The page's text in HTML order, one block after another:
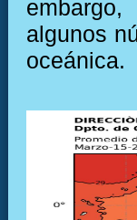
algunos
oceánica.